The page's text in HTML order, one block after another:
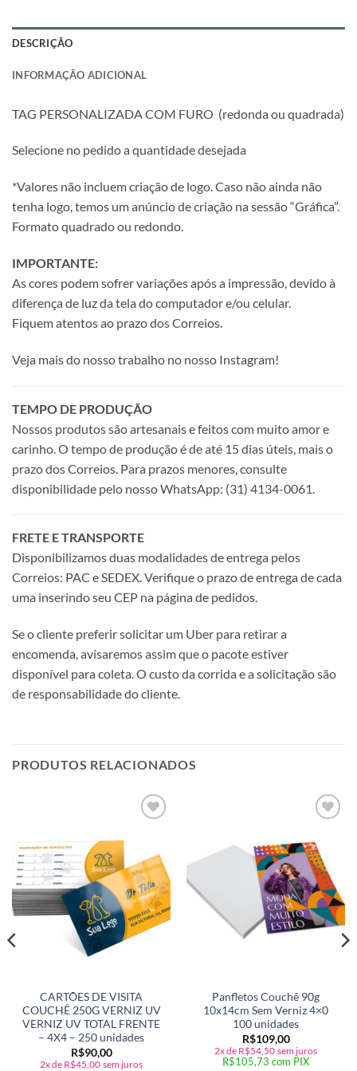
DESCRIÇÃO
INFORMAÇÃO ADICIONAL
TAG PERSONALIZADA COM FURO (redonda ou quadrada)
Selecione no pedido a quantidade desejada
*Valores não incluem criação de logo. Caso não ainda não
tenha logo, temos um anúncio de criação na sessão “Gráfica”.
Formato quadrado ou redondo.
IMPORTANTE:
As cores podem sofrer variações após a impressão, devido à
diferença de luz da tela do computador e/ou celular.
Fiquem atentos ao prazo dos Correios.
Veja mais do nosso trabalho no nosso Instagram!
TEMPO DE PRODUÇÃO
Nossos produtos são artesanais e feitos com muito amor e
carinho. O tempo de produção é de até 15 dias úteis, mais o
prazo dos Correios. Para prazos menores, consulte
disponibilidade pelo nosso WhatsApp: (31) 4134-0061.
FRETE E TRANSPORTE
Disponibilizamos duas modalidades de entrega pelos
Correios: PAC e SEDEX. Verifique o prazo de entrega de cada
uma inserindo seu CEP na página de pedidos.
Se o cliente preferir solicitar um Uber para retirar a
encomenda, avisaremos assim que o pacote estiver
disponível para coleta. O custo da corrida e a solicitação são
de responsabilidade do cliente.
PRODUTOS RELACIONADOS
desejos
CARTÕES DE VISITA
COUCHÊ 250G VERNIZ UV
VERNIZ UV TOTAL FRENTE
– 4X4 – 250 unidades
R$90,00
2x de R$45,00 sem juros
a lista de
desejos
Panfletos Couchê 90g
10x14cm Sem Verniz 4×0
100 unidades
R$109,00
2x de R$54,50 sem juros
R$105,73 com PIX